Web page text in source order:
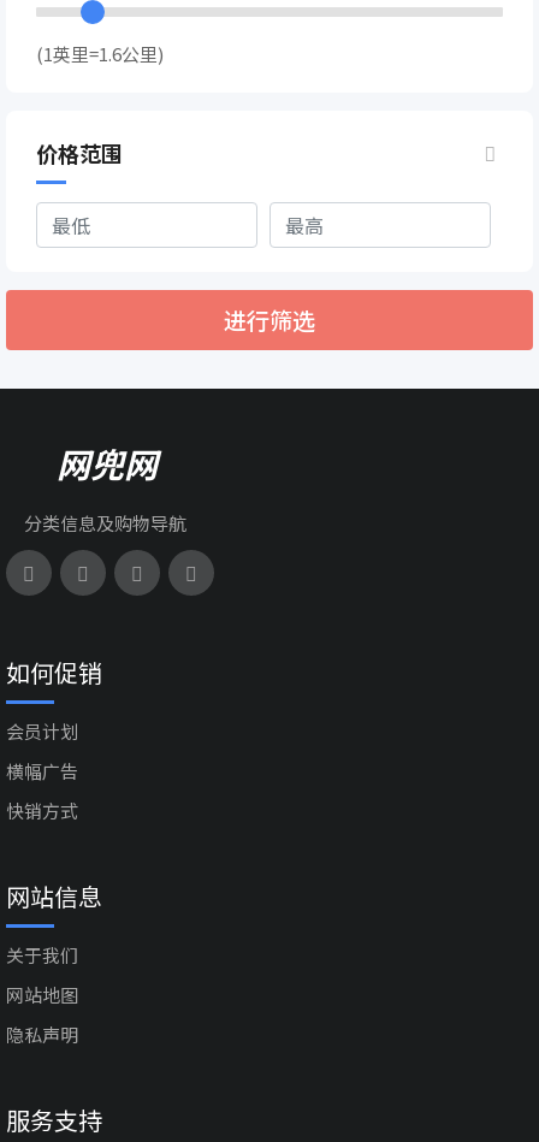
(1英里=1.6公里)
价格范围
进行筛选
网兜网
分类信息及购物导航
如何促销
会员计划
横幅广告
快销方式
网站信息
关于我们
网站地图
隐私声明
服务支持